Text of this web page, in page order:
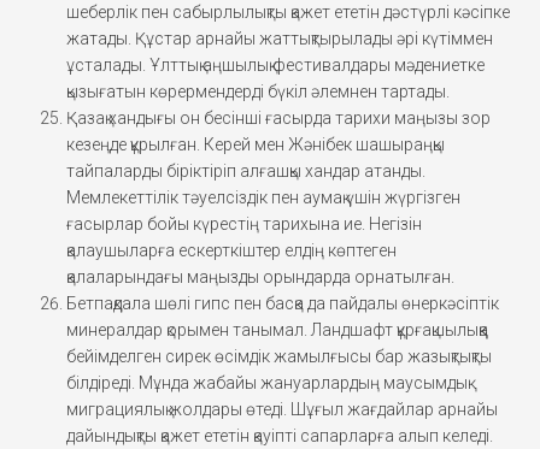
шеберлік пен сабырлылықты қажет ететін дәстүрлі кәсіпке
жатады. Құстар арнайы жаттықтырылады әрі күтіммен
ұсталады. Ұлттық аңшылық фестивалдары мәдениетке
қызығатын көрермендерді бүкіл әлемнен тартады.
Қазақ хандығы он бесінші ғасырда тарихи маңызы зор
кезеңде құрылған. Керей мен Жәнібек шашыраңқы
тайпаларды біріктіріп алғашқы хандар атанды.
Мемлекеттілік тәуелсіздік пен аумақ үшін жүргізген
ғасырлар бойы күрестің тарихына ие. Негізін
қалаушыларға ескерткіштер елдің көптеген
қалаларындағы маңызды орындарда орнатылған.
Бетпақдала шөлі гипс пен басқа да пайдалы өнеркәсіптік
минералдар қорымен танымал. Ландшафт құрғақшылыққа
бейімделген сирек өсімдік жамылғысы бар жазықтықты
білдіреді. Мұнда жабайы жануарлардың маусымдық
миграциялық жолдары өтеді. Шұғыл жағдайлар арнайы
дайындықты қажет ететін қауіпті сапарларға алып келеді.